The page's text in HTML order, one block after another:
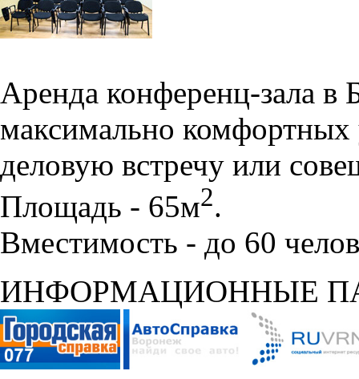
Аренда конференц-зала в
максимально комфортных
деловую встречу или
Площадь - 65м2.
Вместимость - до 60
ИНФОРМАЦИОННЫЕ